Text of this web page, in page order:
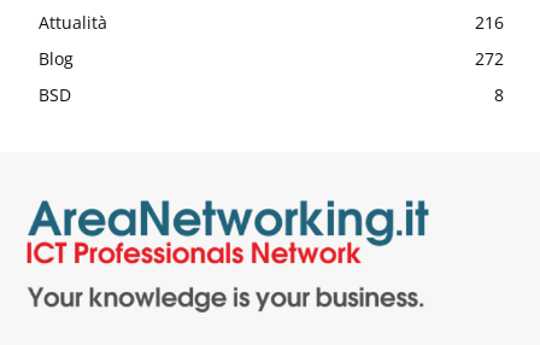
Attualità
216
Blog
272
BSD
8